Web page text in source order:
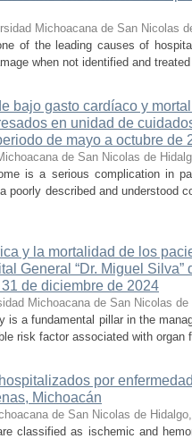
Michoacana de San Nicolas
of the leading causes of
when not identified and
bajo gasto cardíaco y
en unidad de
de mayo a octubre de
de San Nicolas de
is a serious complication in
poorly described and understood
y la mortalidad de los
General “Dr. Miguel
de diciembre de 2024
Michoacana de San Nicolas de
is a fundamental pillar in the
risk factor associated with organ
por
Michoacán
de San Nicolas de Hidalgo
classified as ischemic and